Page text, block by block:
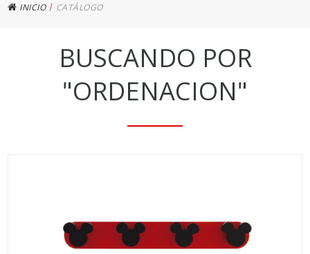
INICIO | CATÁLOGO
BUSCANDO POR
"ORDENACION"